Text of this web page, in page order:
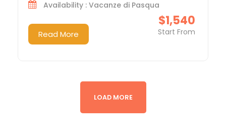
$1,540
Start From
Availability : Vacanze di Pasqua
Read More
LOAD MORE